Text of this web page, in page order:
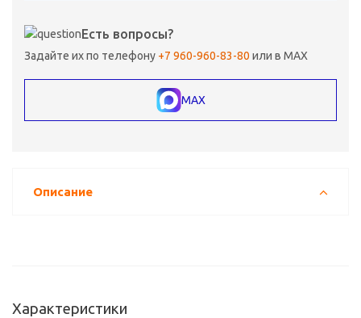
Есть вопросы?
Задайте их по телефону +7 960-960-83-80 или в MAX
MAX
Описание
Характеристики